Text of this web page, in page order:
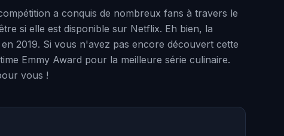
a conquis de nombreux fans à travers le
si elle est disponible sur Netflix. Eh bien, la
2019. Si vous n'avez pas encore découvert cette
Emmy Award pour la meilleure série culinaire.
vous !